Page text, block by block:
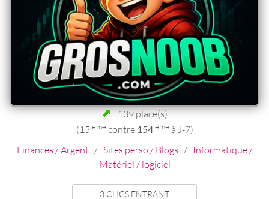
+139 place(s)
(15ieme contre 154ieme à J-7)
Finances / Argent / Sites perso / Blogs / Informatique /
Matériel / logiciel
3 CLICS ENTRANT